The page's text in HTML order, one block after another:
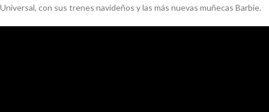
Universal, con sus trenes navideños y las más nuevas muñecas Barbie.